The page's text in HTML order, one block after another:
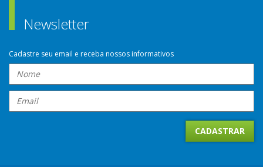
Newsletter
Cadastre seu email e receba nossos informativos